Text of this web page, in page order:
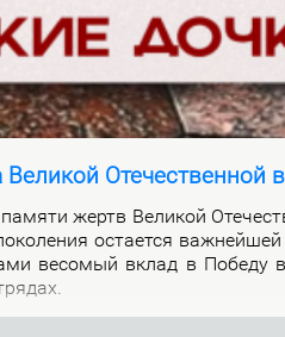
Отечественной
жертв Ве­ли­кой
оста­ет­ся
ве­со­мый вклад в По­бе­ду